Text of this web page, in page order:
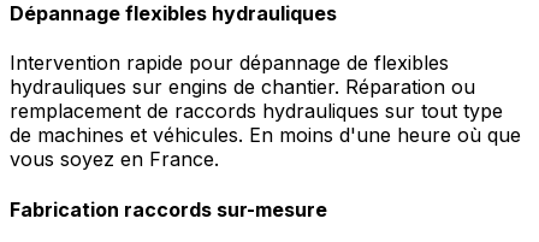
Dépannage flexibles hydrauliques
Intervention rapide pour dépannage de flexibles
hydrauliques sur engins de chantier. Réparation ou
remplacement de raccords hydrauliques sur tout type
de machines et véhicules. En moins d'une heure où que
vous soyez en France.
Fabrication raccords sur-mesure